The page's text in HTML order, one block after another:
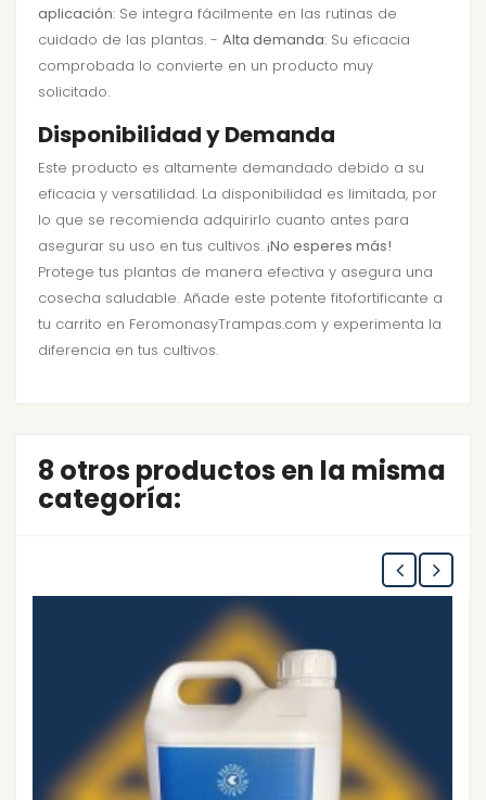
aplicación: Se integra fácilmente en las rutinas de
cuidado de las plantas. - Alta demanda: Su eficacia
comprobada lo convierte en un producto muy
solicitado.
Disponibilidad y Demanda
Este producto es altamente demandado debido a su
eficacia y versatilidad. La disponibilidad es limitada, por
lo que se recomienda adquirirlo cuanto antes para
asegurar su uso en tus cultivos. ¡No esperes más!
Protege tus plantas de manera efectiva y asegura una
cosecha saludable. Añade este potente fitofortificante a
tu carrito en FeromonasyTrampas.com y experimenta la
diferencia en tus cultivos.
8 otros productos en la misma
categoría: